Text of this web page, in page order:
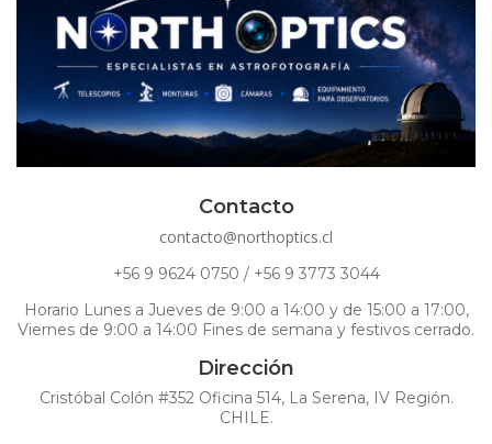
Contacto
contacto@northoptics.cl
+56 9 9624 0750 / +56 9 3773 3044
Horario Lunes a Jueves de 9:00 a 14:00 y de 15:00 a 17:00,
Viernes de 9:00 a 14:00 Fines de semana y festivos cerrado.
Dirección
Cristóbal Colón #352 Oficina 514, La Serena, IV Región.
CHILE.